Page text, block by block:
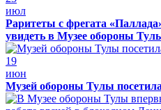
июл
Раритеты с фрегата
увидеть в Музее обороны
19
июн
Музей обороны Тулы